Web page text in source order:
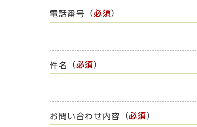
電話番号 （必須）
件名 （必須）
お問い合わせ内容 （必須）